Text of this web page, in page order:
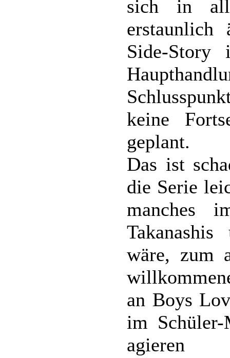
sich in
erstaunlich
Side-
keine
geplant.
Das ist
die Serie
manches
wäre, zum
an Boys
im
agieren